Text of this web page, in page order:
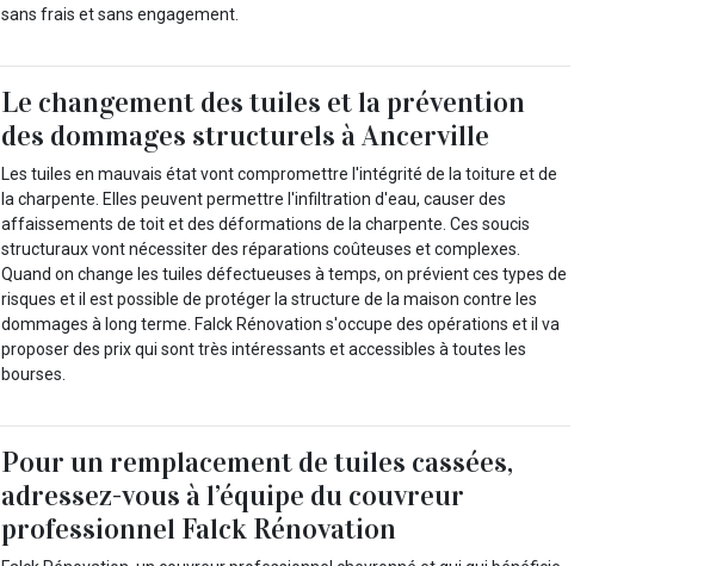
sans frais et sans engagement.
Le changement des tuiles et la prévention
des dommages structurels à Ancerville
Les tuiles en mauvais état vont compromettre l'intégrité de la toiture et de
la charpente. Elles peuvent permettre l'infiltration d'eau, causer des
affaissements de toit et des déformations de la charpente. Ces soucis
structuraux vont nécessiter des réparations coûteuses et complexes.
Quand on change les tuiles défectueuses à temps, on prévient ces types de
risques et il est possible de protéger la structure de la maison contre les
dommages à long terme. Falck Rénovation s'occupe des opérations et il va
proposer des prix qui sont très intéressants et accessibles à toutes les
bourses.
Pour un remplacement de tuiles cassées,
adressez-vous à l’équipe du couvreur
professionnel Falck Rénovation